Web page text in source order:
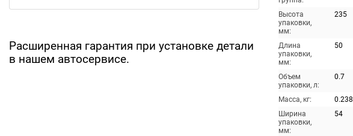
Расширенная гарантия при установке детали
в нашем автосервисе.
Высота
упаковки,
мм:
235
Длина
упаковки,
мм:
50
Объем
упаковки, л:
0.7
Масса, кг:
0.238
Ширина
упаковки,
мм:
54